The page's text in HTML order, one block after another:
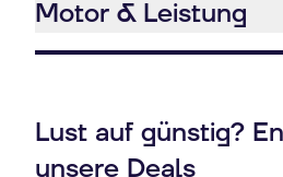
Motor & Leistung
Lust auf günstig?
unsere Deals